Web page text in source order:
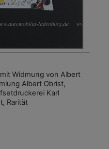
Widmung von Albert
Albert Obrist,
Karl
Rarität